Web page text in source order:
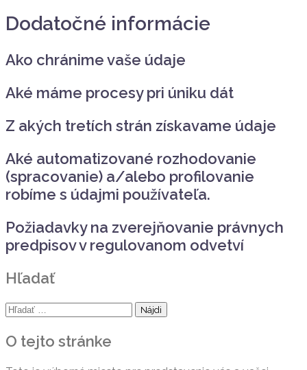
Dodatočné informácie
Ako chránime vaše údaje
Aké máme procesy pri úniku dát
Z akých tretích strán získavame údaje
Aké automatizované rozhodovanie
(spracovanie) a/alebo profilovanie
robíme s údajmi používateľa.
Požiadavky na zverejňovanie právnych
predpisov v regulovanom odvetví
Hľadať
Hľadať:
O tejto stránke